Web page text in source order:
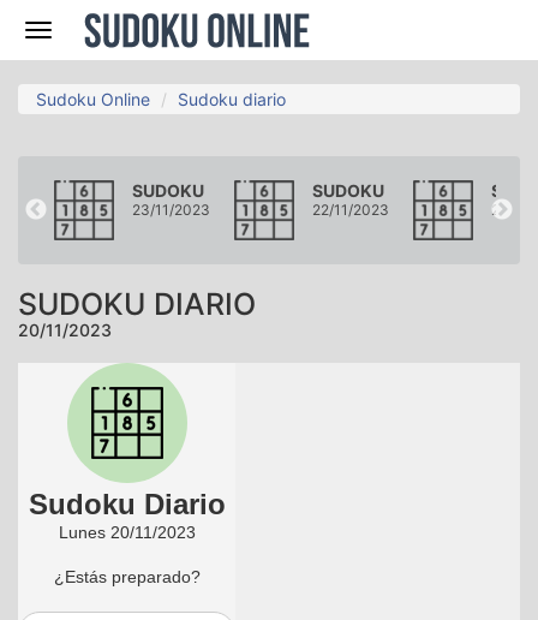
Navegación
Sudoku Online Sudoku diario
SUDOKU
23/11/2023
SUDOKU
22/11/2023 21/11/
SUDOKU DIARIO
20/11/2023
Sudoku Diario
Lunes 20/11/2023
¿Estás preparado?